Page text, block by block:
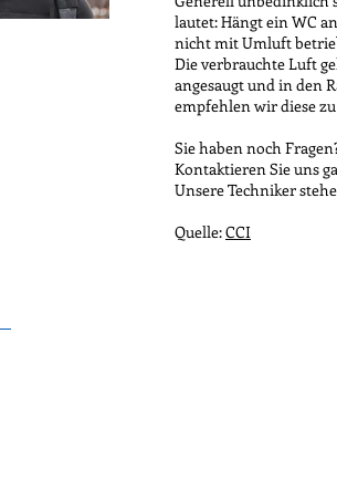
lautet: Hängt ein WC
nicht mit Umluft
Die verbrauchte Luft
angesaugt und in den
empfehlen wir diese
Sie haben noch
Kontaktieren Sie uns
Unsere Techniker
Quelle:CCI